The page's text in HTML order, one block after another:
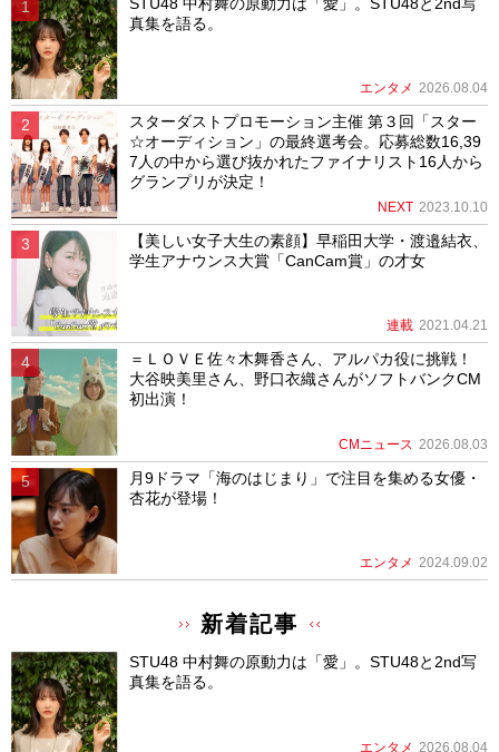
真集を語る。
エンタメ 2026.08.04
スターダストプロモーション主催 第３回「スター
☆オーディション」の最終選考会。応募総数16,39
7人の中から選び抜かれたファイナリスト16人から
グランプリが決定！
NEXT 2023.10.10
【美しい女子大生の素顔】早稲田大学・渡邉結衣、
学生アナウンス大賞「CanCam賞」の才女
連載 2021.04.21
＝ＬＯＶＥ佐々木舞香さん、アルパカ役に挑戦！
大谷映美里さん、野口衣織さんがソフトバンクCM
初出演！
CMニュース 2026.08.03
月9ドラマ「海のはじまり」で注目を集める女優・
杏花が登場！
エンタメ 2024.09.02
新着記事
STU48 中村舞の原動力は「愛」。STU48と2nd写
真集を語る。
エンタメ 2026.08.04